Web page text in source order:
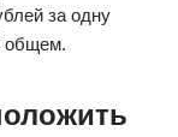
за одну
общем.